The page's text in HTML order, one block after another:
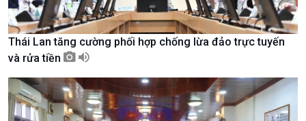
Tin Kinh tế
Trước giờ mở cửa
Dòng chảy Kinh tế
Sức sống hàng Việt
Khởi nghiệp
Tuyên chiến với gian lận
thương mại
Tin Nông nghiệp & Biển
đảo
Mùa vàng
Tâm tình biên giới và hải
đảo
Tìm hiểu biển, đảo Việt
Thái Lan tăng cường phối hợp chống lừa đảo trực tuyến
và rửa tiền